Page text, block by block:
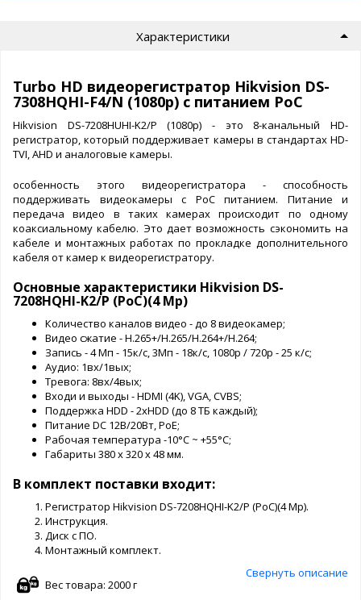
Характеристики
Turbo HD видеорегистратор Hikvision DS-
7308HQHI-F4/N (1080p) с питанием PoС
Hikvision DS-7208HUHI-K2/P (1080p) - это 8-канальный HD-
регистратор, который поддерживает камеры в стандартах HD-
TVI, AHD и аналоговые камеры.
особенность этого видеорегистратора - способность
поддерживать видеокамеры с PoC питанием. Питание и
передача видео в таких камерах происходит по одному
коаксиальному кабелю. Это дает возможность сэкономить на
кабеле и монтажных работах по прокладке дополнительного
кабеля от камер к видеорегистратору.
Основные характеристики Hikvision DS-
7208HQHI-K2/P (PoC)(4 Mp)
Количество каналов видео - до 8 видеокамер;
Видео сжатие - H.265+/H.265/H.264+/H.264;
Запись - 4 Mп - 15к/с, 3Мп - 18к/с, 1080р / 720р - 25 к/с;
Аудио: 1вх/1вых;
Тревога: 8вх/4вых;
Входи и выходы - HDMI (4K), VGA, CVBS;
Поддержка HDD - 2хHDD (до 8 ТБ каждый);
Питание DC 12В/20Вт, PoE;
Рабочая температура -10°C ~ +55°C;
Габариты 380 x 320 x 48 мм.
В комплект поставки входит:
Регистратор Hikvision DS-7208HQHI-K2/P (PoC)(4 Mp).
Инструкция.
Диск с ПО.
Монтажный комплект.
Свернуть описание
Вес товара: 2000 г